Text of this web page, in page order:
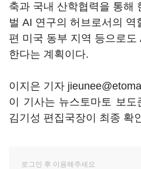
축과 국내 산학협력을 통해
벌 AI 연구의 허브로서의
편 미국 동부 지역 등으로도
한다는 계획이다.
이지은 기자
이 기사는 뉴스토마토 보
김기성 편집국장이 최종 확